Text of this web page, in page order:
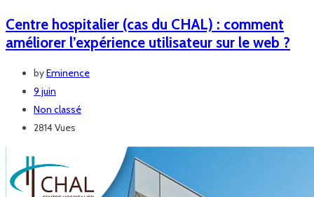
Centre hospitalier (cas du CHAL) : comment
améliorer l’expérience utilisateur sur le web ?
byEminence
9 juin
Non classé
2814 Vues